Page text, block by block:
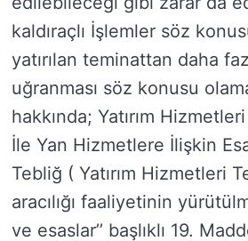
kaldıraçlı İşlemler söz
yatırılan teminattan daha
uğranması söz konusu
hakkında; Yatırım
İle Yan Hizmetlere İlişkin
Tebliğ ( Yatırım Hizmetleri
aracılığı faaliyetinin
ve esaslar’’ başlıklı 19.